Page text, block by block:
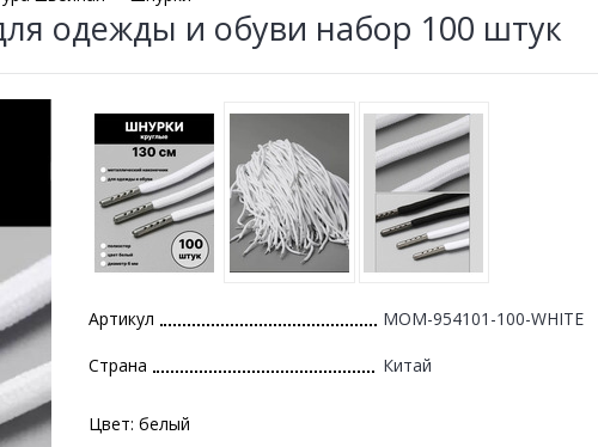
одежды и обуви набор 100 штук
Артикул MOM-954101-100-WHITE
Страна Китай
Цвет: белый